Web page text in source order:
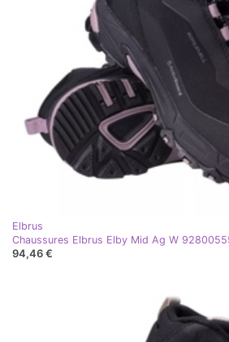
Elbrus
Chaussures Elbrus Elby Mid Ag W
94,46 €